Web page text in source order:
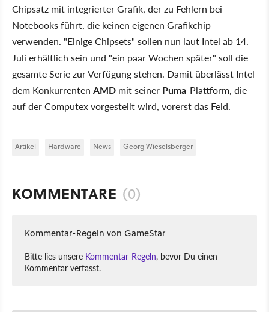
Chipsatz mit integrierter Grafik, der zu Fehlern bei
Notebooks führt, die keinen eigenen Grafikchip
verwenden. "Einige Chipsets" sollen nun laut Intel ab 14.
Juli erhältlich sein und "ein paar Wochen später" soll die
gesamte Serie zur Verfügung stehen. Damit überlässt Intel
dem Konkurrenten AMD mit seiner Puma-Plattform, die
auf der Computex vorgestellt wird, vorerst das Feld.
Artikel Hardware News Georg Wieselsberger
KOMMENTARE (0)
Kommentar-Regeln von GameStar
Bitte lies unsere Kommentar-Regeln, bevor Du einen
Kommentar verfasst.